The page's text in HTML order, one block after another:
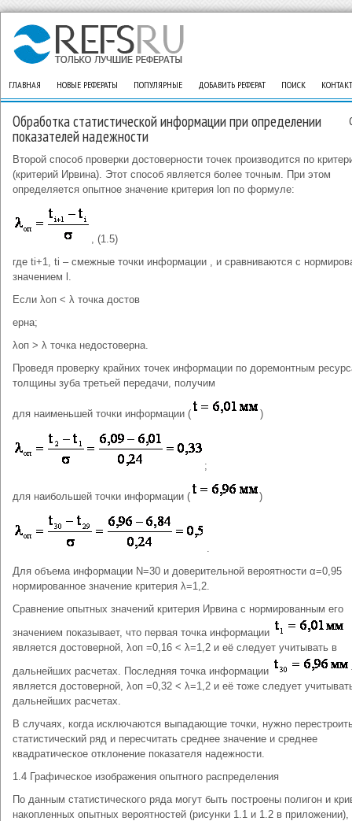
ГЛАВНАЯ НОВЫЕ РЕФЕРАТЫ ПОПУЛЯРНЫЕ ДОБАВИТЬ РЕФЕРАТ ПОИСК
Обработка статистической информации при определении
показателей надежности
Второй способ проверки достоверности точек производится по
(критерий Ирвина). Этот способ является более точным. При этом
определяется опытное значение критерия lоп по формуле:
, (1.5)
где ti+1, ti – смежные точки информации , и сравниваются с
значением l.
Если λоп < λ точка достов
ерна;
λоп > λ точка недостоверна.
Проведя проверку крайних точек информации по доремонтным
толщины зуба третьей передачи, получим
для наименьшей точки информации ( )
;
для наибольшей точки информации ( )
.
Для объема информации N=30 и доверительной вероятности α=0,95
нормированное значение критерия λ=1,2.
Сравнение опытных значений критерия Ирвина с нормированным его
значением показывает, что первая точка информации
является достоверной, λоп =0,16 < λ=1,2 и её следует учитывать в
дальнейших расчетах. Последняя точка информации
является достоверной, λоп =0,32 < λ=1,2 и её тоже следует
дальнейших расчетах.
В случаях, когда исключаются выпадающие точки, нужно
статистический ряд и пересчитать среднее значение и среднее
квадратическое отклонение показателя надежности.
1.4 Графическое изображения опытного распределения
По данным статистического ряда могут быть построены полигон и
накопленных опытных вероятностей (рисунки 1.1 и 1.2 в приложении),